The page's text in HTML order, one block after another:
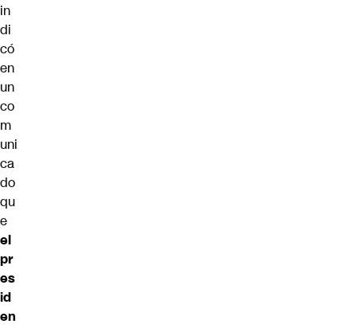
in
di
có
en
un
co
m
uni
ca
do
qu
e
el
pr
es
id
en